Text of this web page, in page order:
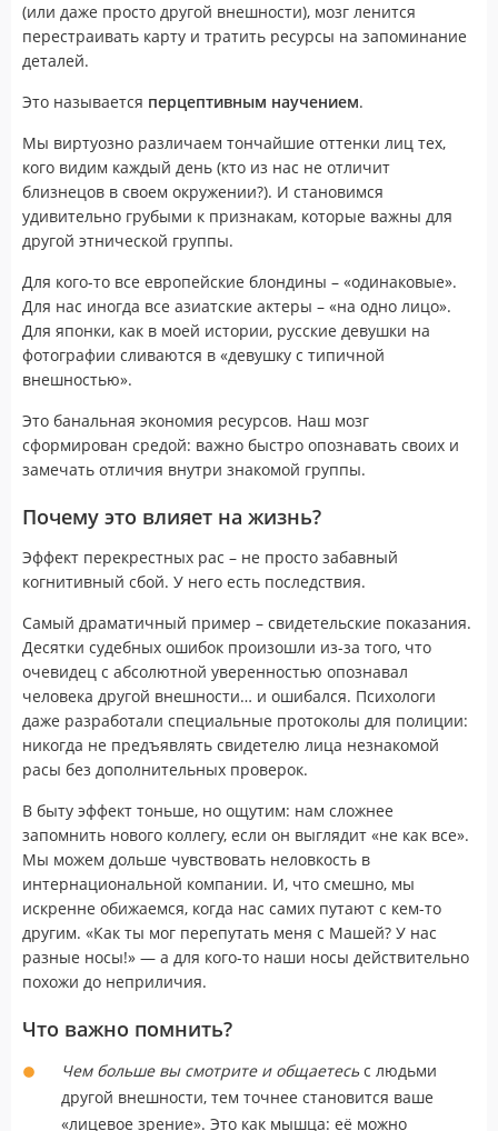
(или даже просто другой внешности), мозг ленится
перестраивать карту и тратить ресурсы на запоминание
деталей.
Это называется перцептивным научением.
Мы виртуозно различаем тончайшие оттенки лиц тех,
кого видим каждый день (кто из нас не отличит
близнецов в своем окружении?). И становимся
удивительно грубыми к признакам, которые важны для
другой этнической группы.
Для кого-то все европейские блондины – «одинаковые».
Для нас иногда все азиатские актеры – «на одно лицо».
Для японки, как в моей истории, русские девушки на
фотографии сливаются в «девушку с типичной
внешностью».
Это банальная экономия ресурсов. Наш мозг
сформирован средой: важно быстро опознавать своих и
замечать отличия внутри знакомой группы.
Почему это влияет на жизнь?
Эффект перекрестных рас – не просто забавный
когнитивный сбой. У него есть последствия.
Самый драматичный пример – свидетельские показания.
Десятки судебных ошибок произошли из-за того, что
очевидец с абсолютной уверенностью опознавал
человека другой внешности… и ошибался. Психологи
даже разработали специальные протоколы для полиции:
никогда не предъявлять свидетелю лица незнакомой
расы без дополнительных проверок.
В быту эффект тоньше, но ощутим: нам сложнее
запомнить нового коллегу, если он выглядит «не как все».
Мы можем дольше чувствовать неловкость в
интернациональной компании. И, что смешно, мы
искренне обижаемся, когда нас самих путают с кем-то
другим. «Как ты мог перепутать меня с Машей? У нас
разные носы!» — а для кого-то наши носы действительно
похожи до неприличия.
Что важно помнить?
Чем больше вы смотрите и общаетесь с людьми
другой внешности, тем точнее становится ваше
«лицевое зрение». Это как мышца: её можно